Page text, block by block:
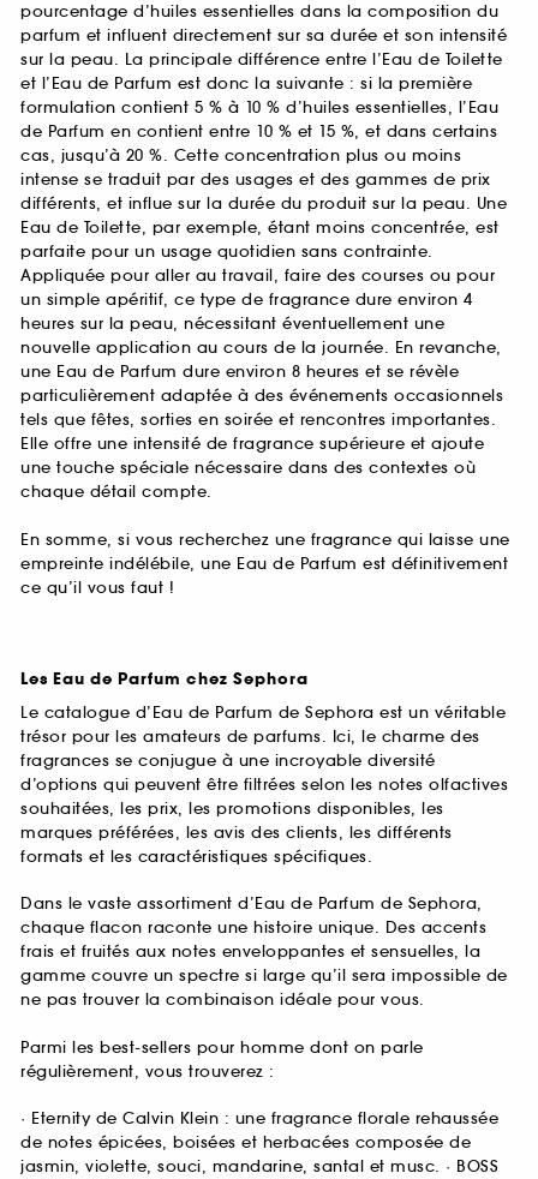
pourcentage d’huiles essentielles dans la composition du
parfum et influent directement sur sa durée et son intensité
sur la peau. La principale différence entre l’Eau de Toilette
et l’Eau de Parfum est donc la suivante : si la première
formulation contient 5 % à 10 % d’huiles essentielles, l’Eau
de Parfum en contient entre 10 % et 15 %, et dans certains
cas, jusqu’à 20 %. Cette concentration plus ou moins
intense se traduit par des usages et des gammes de prix
différents, et influe sur la durée du produit sur la peau. Une
Eau de Toilette, par exemple, étant moins concentrée, est
parfaite pour un usage quotidien sans contrainte.
Appliquée pour aller au travail, faire des courses ou pour
un simple apéritif, ce type de fragrance dure environ 4
heures sur la peau, nécessitant éventuellement une
nouvelle application au cours de la journée. En revanche,
une Eau de Parfum dure environ 8 heures et se révèle
particulièrement adaptée à des événements occasionnels
tels que fêtes, sorties en soirée et rencontres importantes.
Elle offre une intensité de fragrance supérieure et ajoute
une touche spéciale nécessaire dans des contextes où
chaque détail compte.
En somme, si vous recherchez une fragrance qui laisse une
empreinte indélébile, une Eau de Parfum est définitivement
ce qu’il vous faut !
Les Eau de Parfum chez Sephora
Le catalogue d’Eau de Parfum de Sephora est un véritable
trésor pour les amateurs de parfums. Ici, le charme des
fragrances se conjugue à une incroyable diversité
d’options qui peuvent être filtrées selon les notes olfactives
souhaitées, les prix, les promotions disponibles, les
marques préférées, les avis des clients, les différents
formats et les caractéristiques spécifiques.
Dans le vaste assortiment d’Eau de Parfum de Sephora,
chaque flacon raconte une histoire unique. Des accents
frais et fruités aux notes enveloppantes et sensuelles, la
gamme couvre un spectre si large qu’il sera impossible de
ne pas trouver la combinaison idéale pour vous.
Parmi les best-sellers pour homme dont on parle
régulièrement, vous trouverez :
· Eternity de Calvin Klein : une fragrance florale rehaussée
de notes épicées, boisées et herbacées composée de
jasmin, violette, souci, mandarine, santal et musc. · BOSS